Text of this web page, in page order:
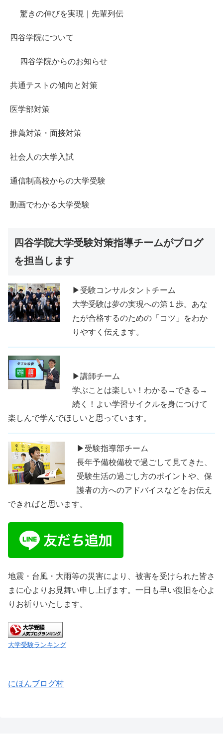
驚きの伸びを実現｜先輩列伝
四谷学院について
四谷学院からのお知らせ
共通テストの傾向と対策
医学部対策
推薦対策・面接対策
社会人の大学入試
通信制高校からの大学受験
動画でわかる大学受験
四谷学院大学受験対策指導チームがブログ
を担当します
▶受験コンサルタントチーム
大学受験は夢の実現への第１歩。あな
たが合格するのための「コツ」をわか
りやすく伝えます。
▶講師チーム
学ぶことは楽しい！わかる→できる→
続く！よい学習サイクルを身につけて
楽しんで学んでほしいと思っています。
▶受験指導部チーム
長年予備校備校で過ごして見てきた、
受験生活の過ごし方のポイントや、保
護者の方へのアドバイスなどをお伝え
できればと思います。
地震・台風・大雨等の災害により、被害を受けられた皆さ
まに心よりお見舞い申し上げます。一日も早い復旧を心よ
りお祈りいたします。
大学受験ランキング
にほんブログ村